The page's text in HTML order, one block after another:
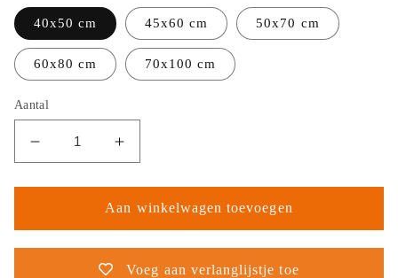
40x50 cm 45x60 cm 50x70 cm
60x80 cm 70x100 cm
Aantal
Aantal
verlagen
voor
Postma
-
Aantal
verhogen
voor
Thijs
Postma
-
Poster
Aan winkelwagen toevoegen
Voeg aan verlanglijstje toe